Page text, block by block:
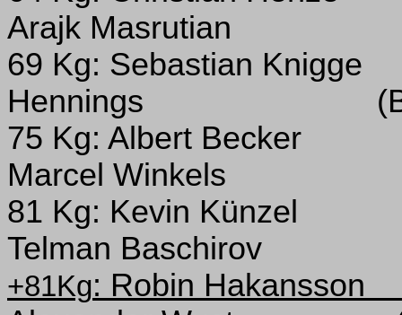
Arajk Masrutian
69 Kg: Sebastian Knigge
Hennings
75 Kg: Albert Becker
Marcel Winkels
81 Kg: Kevin Künzel
Telman Baschirov
+81Kg: Robin Hakansson